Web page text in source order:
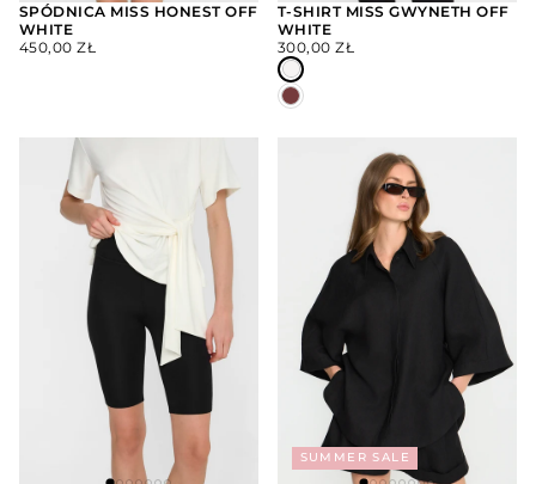
WYBIERZ
OPCJE
SPÓDNICA MISS HONEST OFF
WHITE
CENA
450,00 ZŁ
WYBIERZ
OPCJE
T-SHIRT MISS GWYNETH OFF
WHITE
CENA
REGULARNA
300,00 ZŁ
SUMMER SALE